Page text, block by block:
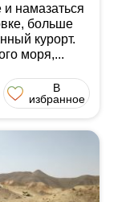
намазаться
больше
курорт.
моря,...
В
избранное